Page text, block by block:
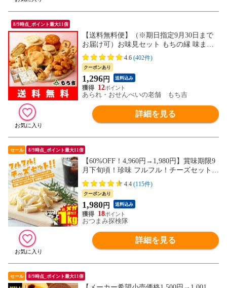
8/9時点_ポイント最大11倍
【送料無料便】（※期日指定9月30日まで
お届け可）お味見セット もちの縁 味まど
か (商品カタログ入り)［※お味見セットの
みのご注文の場合、代金引換はできませ
ん。］
4.6 (402件)
クーポンあり
1,296円 送料込み
12
あられ・おせんべいの老舗 もち吉
詳細を見る
セール 8/9時点_ポイント最大11倍
【60%OFF！4,960円→1,980円】賞味期限9
月下旬頃！珍味 フルフル！チーズセット！
送料無料 おつまみセット 1kg 訳あり 酒の
つまみ おつまみ お菓子 おかし チーズ ち
ーず 大容量 業務用
4.4 (115件)
クーポンあり
1,980円 送料込み
18
おつまみ探検隊
詳細を見る
セール 8/9時点_ポイント最大11倍